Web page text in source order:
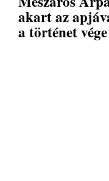
akart az
a történet